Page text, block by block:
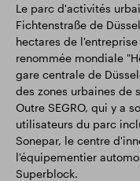
Le parc d'activités
Fichtenstraße de
hectares de
renommée mondiale
gare centrale de
des zones urbaines de
Outre SEGRO, qui y a
utilisateurs du parc
Sonepar, le centre
l'équipementier
Superblock.